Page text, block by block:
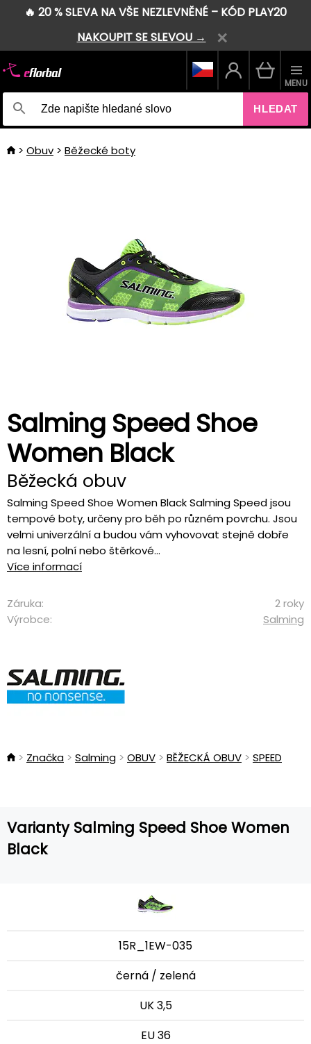
🔥 20 % SLEVA NA VŠE NEZLEVNĚNÉ – KÓD PLAY20
NAKOUPIT SE SLEVOU →
HLEDAT
MENU
Obuv Běžecké boty
Salming Speed Shoe
Women Black
Běžecká obuv
Salming Speed Shoe Women Black Salming Speed jsou
tempové boty, určeny pro běh po různém povrchu. Jsou
velmi univerzální a budou vám vyhovovat stejně dobře
na lesní, polní nebo štěrkové...
Více informací
Záruka:
2 roky
Výrobce:
Salming
Značka Salming OBUV BĚŽECKÁ OBUV SPEED
Varianty Salming Speed Shoe Women
Black
15R_1EW-035
černá / zelená
UK 3,5
EU 36